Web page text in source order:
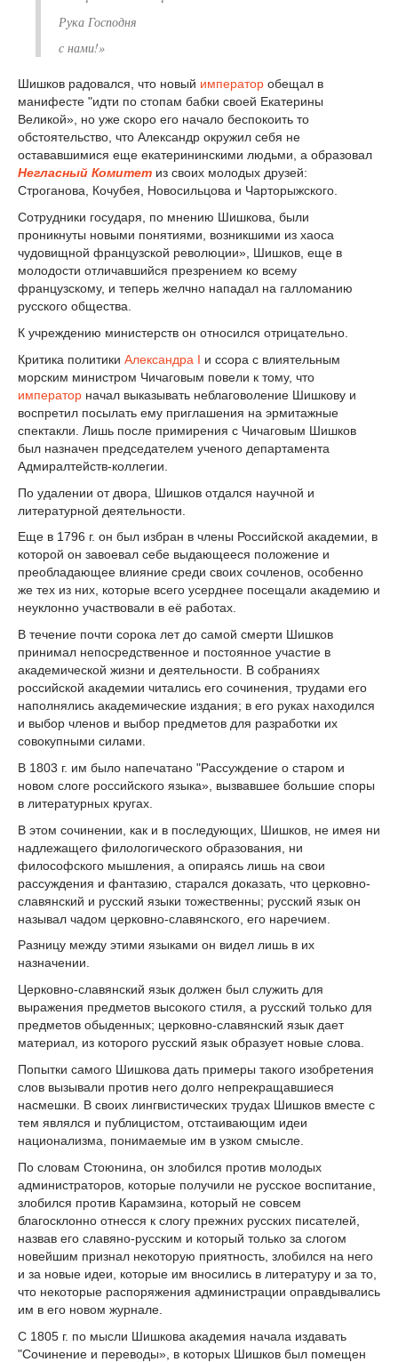
Рука Господня
с нами!»
Шишков радовался, что новый император обещал в
манифесте "идти по стопам бабки своей Екатерины
Великой», но уже скоро его начало беспокоить то
обстоятельство, что Александр окружил себя не
остававшимися еще екатерининскими людьми, а образовал
Негласный Комитет из своих молодых друзей:
Строганова, Кочубея, Новосильцова и Чарторыжского.
Сотрудники государя, по мнению Шишкова, были
проникнуты новыми понятиями, возникшими из хаоса
чудовищной французской революции», Шишков, еще в
молодости отличавшийся презрением ко всему
французскому, и теперь желчно нападал на галломанию
русского общества.
К учреждению министерств он относился отрицательно.
Критика политики Александра I и ссора с влиятельным
морским министром Чичаговым повели к тому, что
император начал выказывать неблаговоление Шишкову и
воспретил посылать ему приглашения на эрмитажные
спектакли. Лишь после примирения с Чичаговым Шишков
был назначен председателем ученого департамента
Адмиралтейств-коллегии.
По удалении от двора, Шишков отдался научной и
литературной деятельности.
Еще в 1796 г. он был избран в члены Российской академии, в
которой он завоевал себе выдающееся положение и
преобладающее влияние среди своих сочленов, особенно
же тех из них, которые всего усерднее посещали академию и
неуклонно участвовали в её работах.
В течение почти сорока лет до самой смерти Шишков
принимал непосредственное и постоянное участие в
академической жизни и деятельности. В собраниях
российской академии читались его сочинения, трудами его
наполнялись академические издания; в его руках находился
и выбор членов и выбор предметов для разработки их
совокупными силами.
В 1803 г. им было напечатано "Рассуждение о старом и
новом слоге российского языка», вызвавшее большие споры
в литературных кругах.
В этом сочинении, как и в последующих, Шишков, не имея ни
надлежащего филологического образования, ни
философского мышления, а опираясь лишь на свои
рассуждения и фантазию, старался доказать, что церковно-
славянский и русский языки тожественны; русский язык он
называл чадом церковно-славянского, его наречием.
Разницу между этими языками он видел лишь в их
назначении.
Церковно-славянский язык должен был служить для
выражения предметов высокого стиля, а русский только для
предметов обыденных; церковно-славянский язык дает
материал, из которого русский язык образует новые слова.
Попытки самого Шишкова дать примеры такого изобретения
слов вызывали против него долго непрекращавшиеся
насмешки. В своих лингвистических трудах Шишков вместе с
тем являлся и публицистом, отстаивающим идеи
национализма, понимаемые им в узком смысле.
По словам Стоюнина, он злобился против молодых
администраторов, которые получили не русское воспитание,
злобился против Карамзина, который не совсем
благосклонно отнесся к слогу прежних русских писателей,
назвав его славяно-русским и который только за слогом
новейшим признал некоторую приятность, злобился на него
и за новые идеи, которые им вносились в литературу и за то,
что некоторые распоряжения администрации оправдывались
им в его новом журнале.
С 1805 г. по мысли Шишкова академия начала издавать
"Сочинение и переводы», в которых Шишков был помещен